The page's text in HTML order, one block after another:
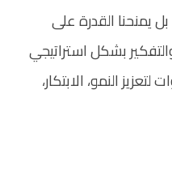
يمنحنا القدرة على
بشكل استراتيجي
النمو، الابتكار،